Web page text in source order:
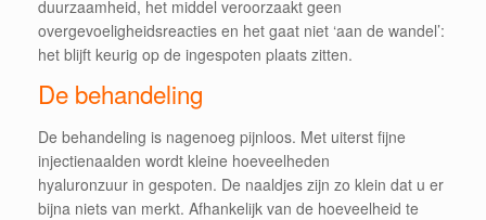
duurzaamheid, het middel veroorzaakt geen
overgevoeligheidsreacties en het gaat niet ‘aan de wandel’:
het blijft keurig op de ingespoten plaats zitten.
De behandeling
De behandeling is nagenoeg pijnloos. Met uiterst fijne
injectienaalden wordt kleine hoeveelheden
hyaluronzuur in gespoten. De naaldjes zijn zo klein dat u er
bijna niets van merkt. Afhankelijk van de hoeveelheid te